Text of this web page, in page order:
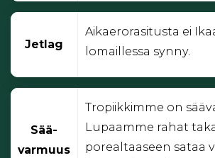
Jetlag
Aikaerorasitusta ei
lomaillessa synny.
Sää­-
varmuus
Tropiikkimme on
Lupaamme rahat
porealtaaseen sataa